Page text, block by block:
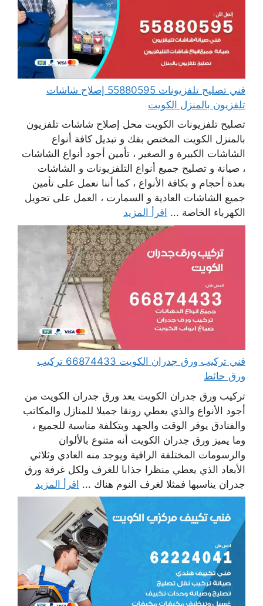
فني تصليح تلفزيونات 55880595 إصلاح شاشات
تلفزيون بالمنزل الكويت
تصليح تلفزيونات الكويت محل إصلاح شاشات تلفزيون
بالمنزل الكويت المختص بفك و تبديل كافة أنواع
الشاشات الكبيرة و الصغير ، تأمين أجود أنواع الشاشات
، صيانة و تصليح جميع أنواع التلفزيونات و الشاشات
بعدة أحجام و بكافة الأنواع ، كما أننا نعمل على تأمين
جميع الشاشات العادية و السمارت ، العمل على تحويل
الكهرباء الخاصة ... اقرأ المزيد
فني تركيب ورق جدران الكويت 66874433 تركيب
ورق حائط
تركيب ورق جدران الكويت يعد ورق جدران الكويت من
أجود الأنواع والذي يعطي رونقا جميلا للمنازل والمكاتب
والفنادق يوفر الوقت والجهد وبتكلفة مناسبة للجميع ،
وما يميز ورق جدران الكويت أنه متنوع بالألوان
والرسومات المختلفة الراقية ويوجد منه العادي وثلاثي
الأبعاد الذي يعطي منظرا جذابا للغرف ولكل غرفة ورق
جدران يناسبها فمثلا لغرف النوم هناك ... اقرأ المزيد